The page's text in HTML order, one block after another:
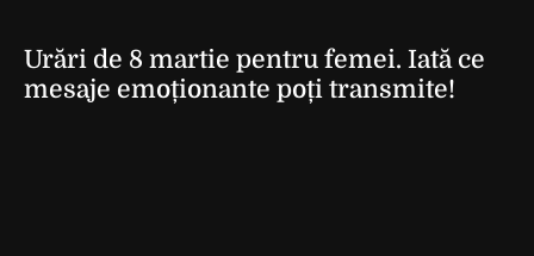
Urări de 8 martie pentru femei. Iată ce
mesaje emoționante poți transmite!